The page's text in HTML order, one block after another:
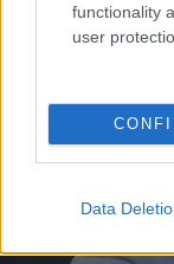
functionality
user
Data